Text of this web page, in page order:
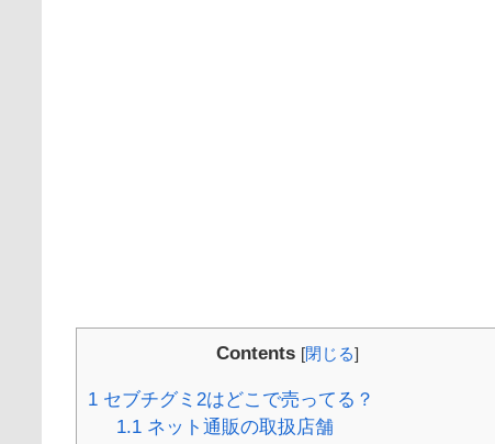
Contents [閉じる]
1 セブチグミ2はどこで売ってる？
1.1ネット通販の取扱店舗